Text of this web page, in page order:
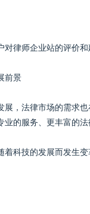
对律师企业站的评价
前景
展，法律市场的需求
业的服务、更丰富的
着科技的发展而发生